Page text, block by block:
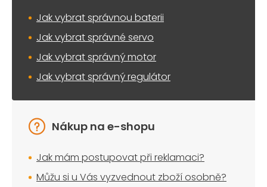
Jak vybrat správnou baterii
Jak vybrat správné servo
Jak vybrat správný motor
Jak vybrat správný regulátor
Nákup na e-shopu
Jak mám postupovat při reklamaci?
Můžu si u Vás vyzvednout zboží osobně?